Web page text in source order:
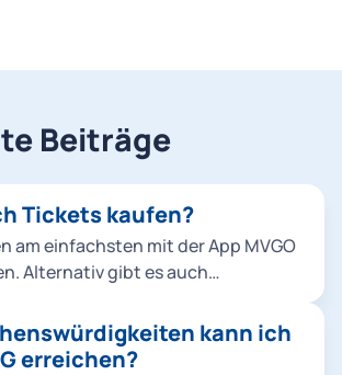
Beiträge
Tickets kaufen?
am einfachsten mit der App MVGO
Alternativ gibt es auch
und Sharing-
kann ich
erreichen?